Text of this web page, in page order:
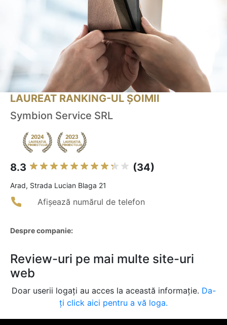
LAUREAT RANKING-UL ȘOIMII
Symbion Service SRL
8.3 (34)
Arad, Strada Lucian Blaga 21
Afișează numărul de telefon
Despre companie:
Review-uri pe mai multe site-uri
web
Doar userii logați au acces la această informație. Da-
ți click aici pentru a vă loga.